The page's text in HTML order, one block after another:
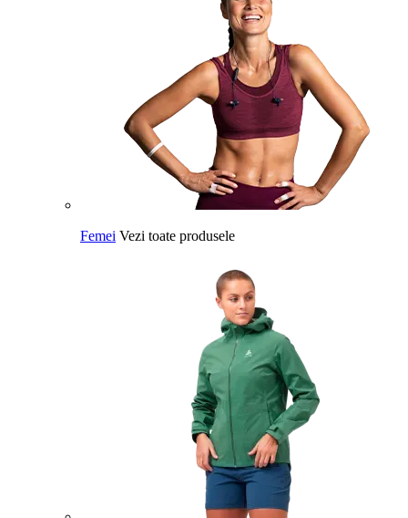
Femei Vezi toate produsele